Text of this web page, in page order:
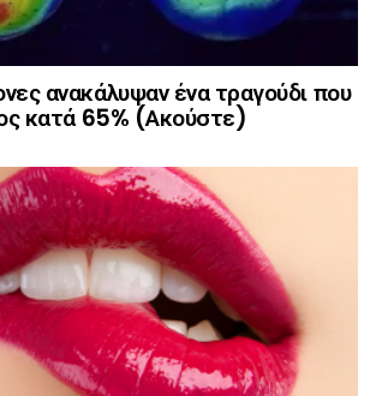
ανακάλυψαν ένα τραγούδι που
κατά 65% (Ακούστε)